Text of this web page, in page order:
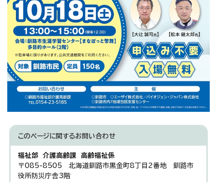
このページに関するお問い合わせ
福祉部 介護高齢課 高齢福祉係
〒085-8505 北海道釧路市黒金町8丁目2番地 釧路市
役所防災庁舎3階